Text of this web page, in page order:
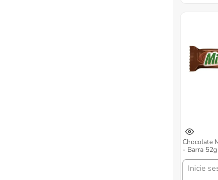
Chocolate
- Barra 52g
Inicie